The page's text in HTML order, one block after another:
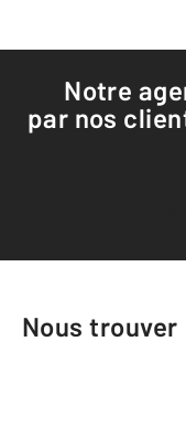
Notre
par nos
Nous trouver